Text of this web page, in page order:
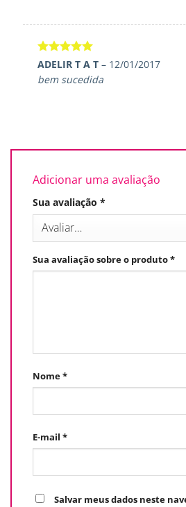
Avaliação5
de 5
ADELIR T A T– 12/01/2017
bem sucedida
Adicionar uma avaliação
Sua avaliação *
Sua avaliação sobre o produto*
Nome*
E-mail *
Salvar meus dados neste